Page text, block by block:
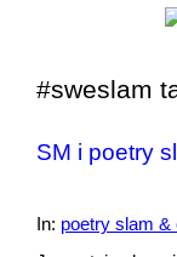
#sweslam
SM i poetry
In: poetry slam &